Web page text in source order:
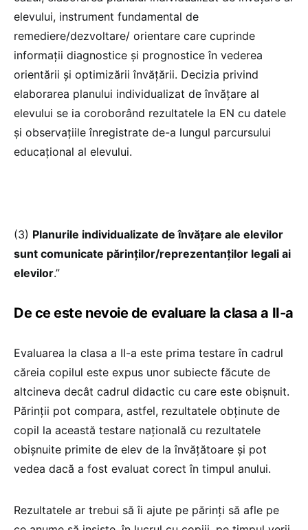
elevului, instrument fundamental de
remediere/dezvoltare/ orientare care cuprinde
informaţii diagnostice şi prognostice în vederea
orientării şi optimizării învăţării. Decizia privind
elaborarea planului individualizat de învăţare al
elevului se ia coroborând rezultatele la EN cu datele
şi observaţiile înregistrate de-a lungul parcursului
educaţional al elevului.
(3) Planurile individualizate de învăţare ale elevilor
sunt comunicate părinţilor/reprezentanţilor legali ai
elevilor.”
De ce este nevoie de evaluare la clasa a II-a
Evaluarea la clasa a II-a este prima testare în cadrul
căreia copilul este expus unor subiecte făcute de
altcineva decât cadrul didactic cu care este obișnuit.
Părinții pot compara, astfel, rezultatele obținute de
copil la această testare națională cu rezultatele
obișnuite primite de elev de la învățătoare și pot
vedea dacă a fost evaluat corect în timpul anului.
Rezultatele ar trebui să îi ajute pe părinți să afle pe